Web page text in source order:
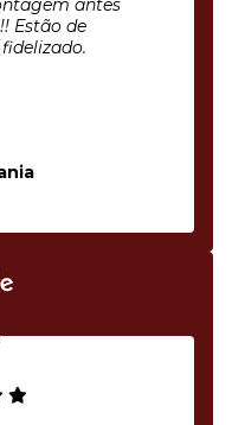
antes
Estão de